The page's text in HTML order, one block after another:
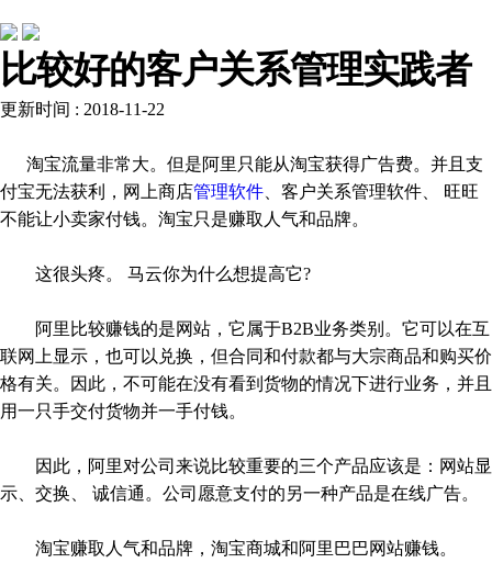
比较好的客户关系管理实践者
更新时间 : 2018-11-22
淘宝流量非常大。但是阿里只能从淘宝获得广告费。并且支
付宝无法获利，网上商店管理软件 、客户关系管理软件、 旺旺
不能让小卖家付钱。淘宝只是赚取人气和品牌。
这很头疼。 马云你为什么想提高它?
阿里比较赚钱的是网站，它属于B2B业务类别。它可以在互
联网上显示，也可以兑换，但合同和付款都与大宗商品和购买价
格有关。因此，不可能在没有看到货物的情况下进行业务，并且
用一只手交付货物并一手付钱。
因此，阿里对公司来说比较重要的三个产品应该是：网站显
示、交换、 诚信通。公司愿意支付的另一种产品是在线广告。
淘宝赚取人气和品牌，淘宝商城和阿里巴巴网站赚钱。